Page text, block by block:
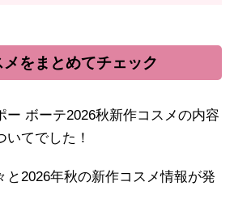
をまとめてチェック
ー ボーテ2026秋新作コスメの内容
てでした！
と2026年秋の新作コスメ情報が発